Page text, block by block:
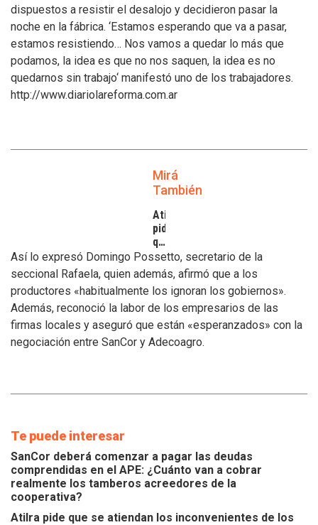
dispuestos a resistir el desalojo y decidieron pasar la
noche en la fábrica. ‘Estamos esperando que va a pasar,
estamos resistiendo… Nos vamos a quedar lo más que
podamos, la idea es que no nos saquen, la idea es no
quedarnos sin trabajo‘ manifestó uno de los trabajadores.
http://www.diariolareforma.com.ar
Mirá
También
Atilra
pide
que
se
atiendan
inconvenientes
de
los
tamberos
Así lo expresó Domingo Possetto, secretario de la
seccional Rafaela, quien además, afirmó que a los
productores «habitualmente los ignoran los gobiernos».
Además, reconoció la labor de los empresarios de las
firmas locales y aseguró que están «esperanzados» con la
negociación entre SanCor y Adecoagro.
Te puede interesar
SanCor deberá comenzar a pagar las deudas
comprendidas en el APE: ¿Cuánto van a cobrar
realmente los tamberos acreedores de la
cooperativa?
Atilra pide que se atiendan los inconvenientes de los